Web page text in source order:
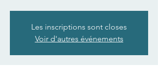
Les inscriptions sont closes
Voir d'autres événements